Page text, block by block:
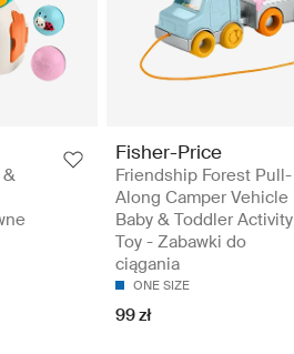
&
Fisher-Price
Friendship Forest Pull-
Along Camper Vehicle
Baby & Toddler Activity
Toy - Zabawki do
ciągania
ONE SIZE
99 zł